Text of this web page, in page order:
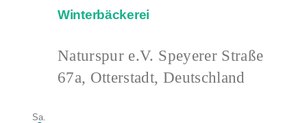
Winterbäckerei
Naturspur e.V. Speyerer Straße
67a, Otterstadt, Deutschland
Sa.